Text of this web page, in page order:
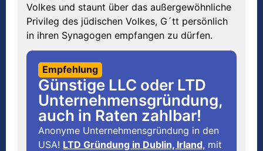
Volkes und staunt über das außergewöhnliche
Privileg des jüdischen Volkes, G´tt persönlich
in ihren Synagogen empfangen zu dürfen.
Empfehlung
Günstige LLC oder LTD
Unternehmensgründung,
auch in Raten zahlbar!
Anonyme Unternehmensgründung in den
USA! LTD Gründung in Dublin, Irland, mit